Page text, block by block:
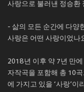
사랑으로 불러낸 정승환
- 삶의 모든 순간에 다양
사랑은 어떤 사랑이었나
2018년 이후 약 7년 만
자작곡을 포함해 총 10
에 가지고 있을 ‘사랑’